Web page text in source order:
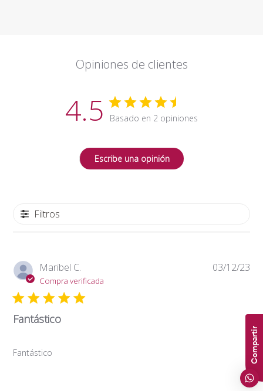
Opiniones de clientes
4.5 Basado en 2 opiniones
Escribe una opinión
Filtros
Maribel C.
Compra verificada
Fantástico
Fantástico
03/12/23
Compartir